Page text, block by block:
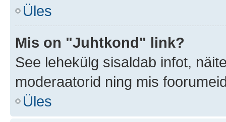
Üles
Mis on "Juhtkond" link?
See lehekülg sisaldab infot,
moderaatorid ning mis
Üles